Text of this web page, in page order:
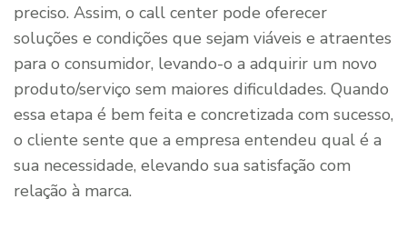
preciso. Assim, o call center pode oferecer
soluções e condições que sejam viáveis e atraentes
para o consumidor, levando-o a adquirir um novo
produto/serviço sem maiores dificuldades. Quando
essa etapa é bem feita e concretizada com sucesso,
o cliente sente que a empresa entendeu qual é a
sua necessidade, elevando sua satisfação com
relação à marca.